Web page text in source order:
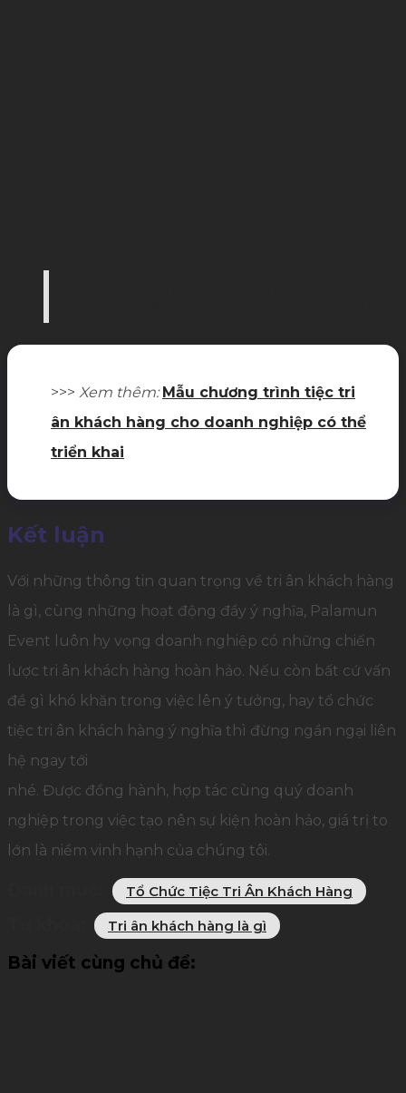
>>> Xem thêm:Mẫu chương trình tiệc tri
ân khách hàng cho doanh nghiệp có thể
triển khai
Kết luận
Với những thông tin quan trọng về tri ân khách hàng
là gì, cùng những hoạt động đầy ý nghĩa, Palamun
Event luôn hy vọng doanh nghiệp có những chiến
lược tri ân khách hàng hoàn hảo. Nếu còn bất cứ vấn
đề gì khó khăn trong việc lên ý tưởng, hay tổ chức
tiệc tri ân khách hàng ý nghĩa thì đừng ngần ngại liên
hệ ngay tới
nhé. Được đồng hành, hợp tác cùng quý doanh
nghiệp trong việc tạo nên sự kiện hoàn hảo, giá trị to
lớn là niềm vinh hạnh của chúng tôi.
Tổ Chức Tiệc Tri Ân Khách Hàng
Tri ân khách hàng là gì
Bài viết cùng chủ đề: